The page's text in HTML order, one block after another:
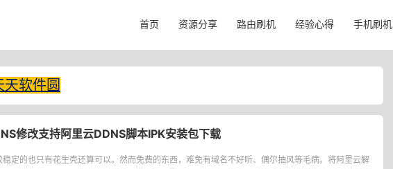
首页 资源分享 路由刷机 经验心得 手机刷机
天软件圆
修改支持阿里云DDNS脚本IPK安装包下载
稳定的也只有花生壳还算可以。然而免费的东西，难免有域名不好听、偶尔抽风等毛病。将阿里云解